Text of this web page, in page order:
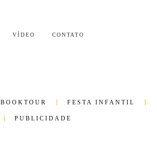
VÍDEO CONTATO
BOOKTOUR FESTA INFANTIL
PUBLICIDADE